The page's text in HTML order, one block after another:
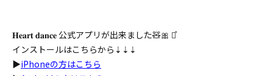
𝐇𝐞𝐚𝐫𝐭 𝐝𝐚𝐧𝐜𝐞 公式アプリが出来ました🧸🎀 ⋆͛
インストールはこちらから⇣⇣⇣
▶️iPhoneの方はこちら